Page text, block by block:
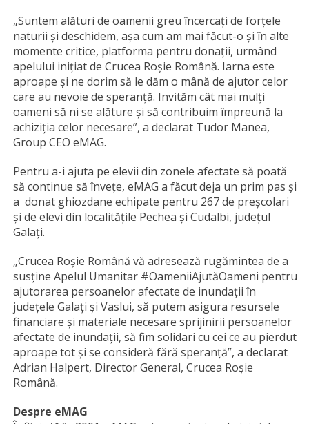
„Suntem alături de oamenii greu încercați de forțele
naturii și deschidem, așa cum am mai făcut-o și în alte
momente critice, platforma pentru donații, urmând
apelului inițiat de Crucea Roșie Română. Iarna este
aproape și ne dorim să le dăm o mână de ajutor celor
care au nevoie de speranță. Invităm cât mai mulți
oameni să ni se alăture și să contribuim împreună la
achiziția celor necesare”, a declarat Tudor Manea,
Group CEO eMAG.
Pentru a-i ajuta pe elevii din zonele afectate să poată
să continue să învețe, eMAG a făcut deja un prim pas și
a donat ghiozdane echipate pentru 267 de preșcolari
și de elevi din localitățile Pechea și Cudalbi, județul
Galați.
„Crucea Roșie Română vă adresează rugămintea de a
susține Apelul Umanitar #OameniiAjutăOameni pentru
ajutorarea persoanelor afectate de inundații în
județele Galați și Vaslui, să putem asigura resursele
financiare și materiale necesare sprijinirii persoanelor
afectate de inundații, să fim solidari cu cei ce au pierdut
aproape tot și se consideră fără speranță”, a declarat
Adrian Halpert, Director General, Crucea Roșie
Română.
Despre eMAG